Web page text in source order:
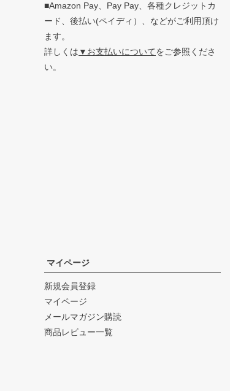
■Amazon Pay、Pay Pay、各種クレジットカ
ード、後払い(ペイディ）、などがご利用頂け
ます。
詳しくは ▼お支払いについてをご参照くださ
い。
マイページ
新規会員登録
マイページ
メールマガジン購読
商品レビュー一覧